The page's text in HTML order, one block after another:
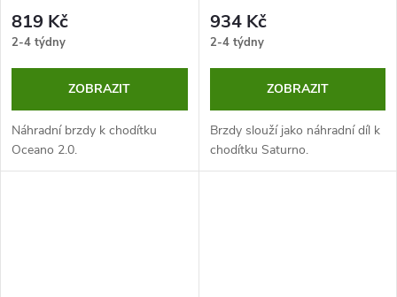
819 Kč
2-4 týdny
ZOBRAZIT
Náhradní brzdy k chodítku
Oceano 2.0.
934 Kč
2-4 týdny
ZOBRAZIT
Brzdy slouží jako náhradní díl k
chodítku Saturno.